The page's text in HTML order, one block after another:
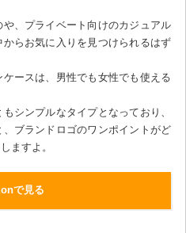
、プライベート向けのカジュアル
らお気に入りを見つけられるはず
ースは、男性でも女性でも使える
シンプルなタイプとなっており、
ブランドロゴのワンポイントがど
ますよ。
で見る